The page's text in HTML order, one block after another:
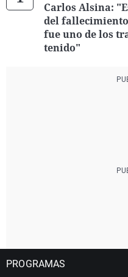
Carlos Alsina:
del
fue uno de los
tenido"
PROGRAMAS